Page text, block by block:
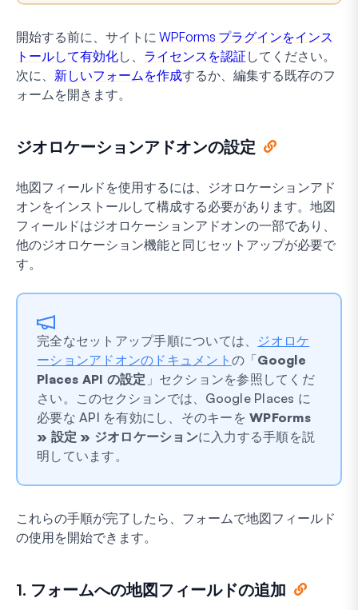
開始する前に、サイトに WPForms プラグインをインス
トールして有効化し、 ライセンスを認証 してください。
次に、 新しいフォームを作成するか、編集する既存のフ
ォームを開きます。
ジオロケーションアドオンの設定
地図フィールドを使用するには、ジオロケーションアド
オンをインストールして構成する必要があります。地図
フィールドはジオロケーションアドオンの一部であり、
他のジオロケーション機能と同じセットアップが必要で
す。
完全なセットアップ手順については、 ジオロケ
ーションアドオンのドキュメント の「Google
Places API の設定 」セクションを参照してくだ
さい。このセクションでは、Google Places に
必要な API を有効にし、そのキーを WPForms
» 設定 » ジオロケーションに入力する手順を説
明しています。
これらの手順が完了したら、フォームで地図フィールド
の使用を開始できます。
1. フォームへの地図フィールドの追加